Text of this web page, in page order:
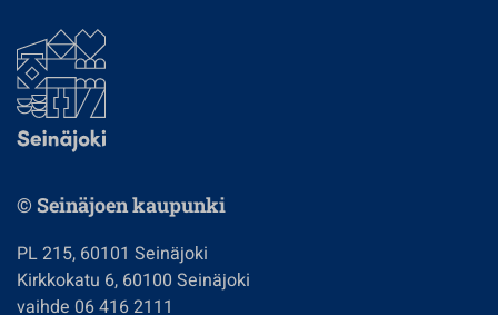
© Seinäjoen kaupunki
PL 215, 60101 Seinäjoki
Kirkkokatu 6, 60100 Seinäjoki
vaihde 06 416 2111